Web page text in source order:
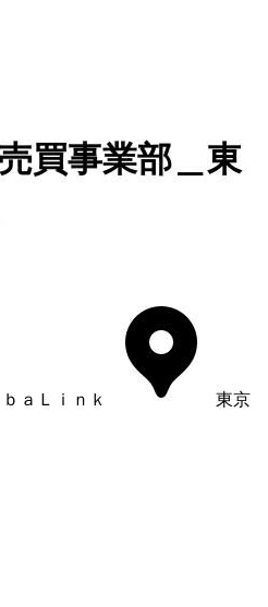
買事業部＿東
ａＬｉｎｋ
東京